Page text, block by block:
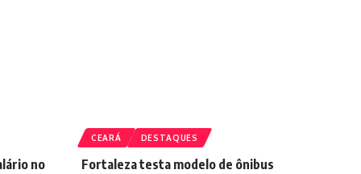
no
CEARÁ DESTAQUES
Fortaleza testa modelo de ônibus